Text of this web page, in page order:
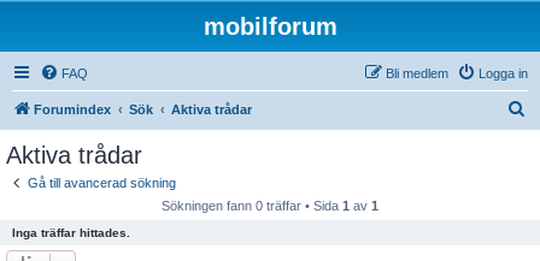
mobilforum
FAQ Logga in
Bli medlem
Forumindex Sök Aktiva trådar
Aktiva trådar
Gå till avancerad sökning
Sökningen fann 0 träffar • Sida 1 av 1
Inga träffar hittades.